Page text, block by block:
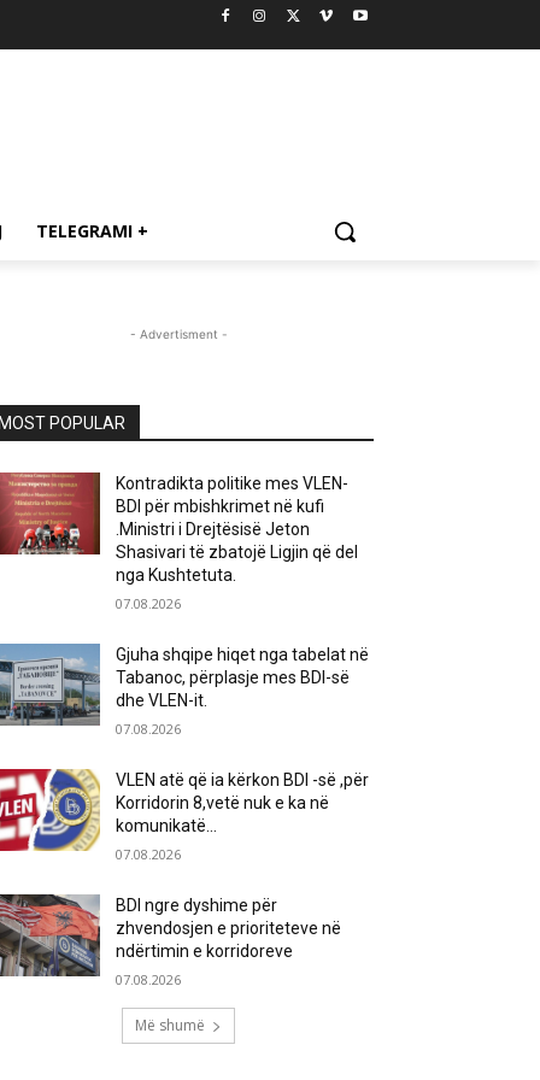
TELEGRAMI +
- Advertisment -
MOST POPULAR
Kontradikta politike mes VLEN-
BDI për mbishkrimet në kufi
.Ministri i Drejtësisë Jeton
Shasivari të zbatojë Ligjin që del
nga Kushtetuta.
07.08.2026
Gjuha shqipe hiqet nga tabelat në
Tabanoc, përplasje mes BDI-së
dhe VLEN-it.
07.08.2026
VLEN atë që ia kërkon BDI -së ,për
Korridorin 8,vetë nuk e ka në
komunikatë…
07.08.2026
BDI ngre dyshime për
zhvendosjen e prioriteteve në
ndërtimin e korridoreve
07.08.2026
Më shumë